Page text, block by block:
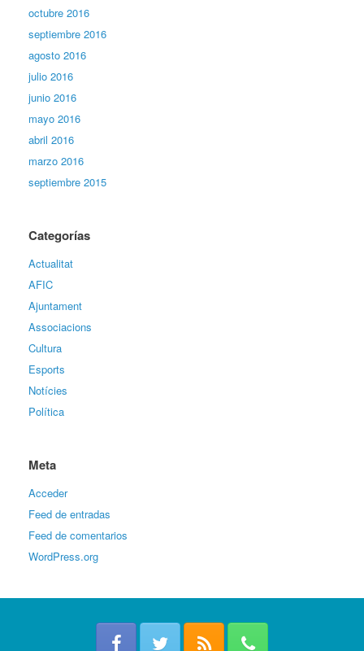
octubre 2016
septiembre 2016
agosto 2016
julio 2016
junio 2016
mayo 2016
abril 2016
marzo 2016
septiembre 2015
Categorías
Actualitat
AFIC
Ajuntament
Associacions
Cultura
Esports
Notícies
Política
Meta
Acceder
Feed de entradas
Feed de comentarios
WordPress.org